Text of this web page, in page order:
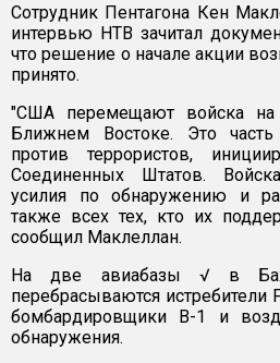
Сотрудник Пентагона Кен
интервью НТВ зачитал
что решение о начале акции
принято.
"США перемещают войска на
Ближнем Востоке. Это часть
против террористов,
Соединенных Штатов.
усилия по обнаружению и
также всех тех, кто их
сообщил Маклеллан.
На две авиабазы √ в
перебрасываются истребители
бомбардировщики B-1 и
обнаружения.